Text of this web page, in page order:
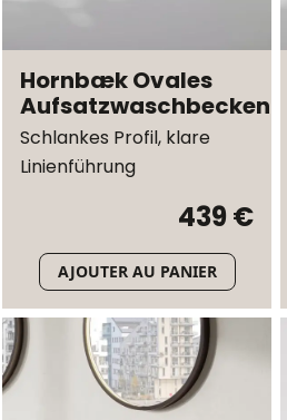
Hornbæk Ovales
Aufsatzwaschbecken
Schlankes Profil, klare
Linienführung
439 €
AJOUTER AU PANIER